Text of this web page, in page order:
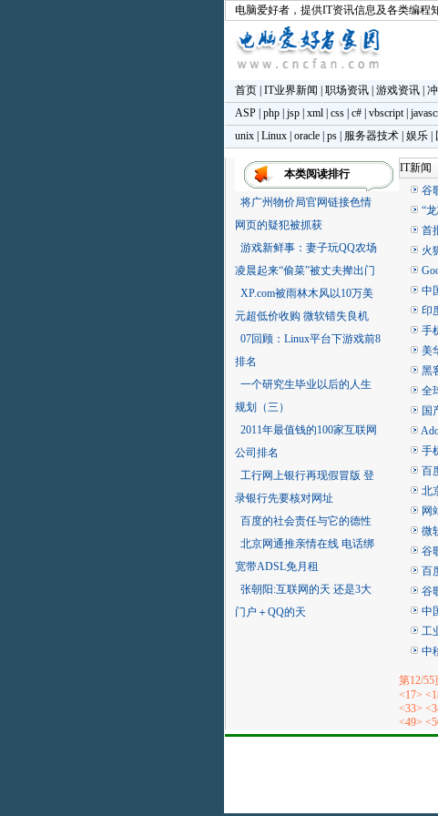
电脑爱好者 ，提供IT资讯信息及各类编程
首页| IT业界新闻 职场资讯| 游戏资讯|
ASP| php| jsp| xml| css| c#| vbscript|
unix| Linux| oracle| ps| 服务器技术| 娱乐|
本类阅读排行
将广州物价局官网链接色情
网页的疑犯被抓获
游戏新鲜事：妻子玩QQ农场
凌晨起来“偷菜”被丈夫撵出门
XP.com被雨林木风以10万美
元超低价收购 微软错失良机
07回顾：Linux平台下游戏前8
排名
一个研究生毕业以后的人生
规划（三）
2011年最值钱的100家互联网
公司排名
工行网上银行再现假冒版 登
录银行先要核对网址
百度的社会责任与它的德性
北京网通推亲情在线 电话绑
宽带ADSL免月租
张朝阳:互联网的天 还是3大
门户＋QQ的天
IT新闻
谷
“
首
火
中
印
手
美
黑
全
国
手
百
北
网
微
谷
百
谷
中
工
中
第12/55
<17>
<33>
<49>